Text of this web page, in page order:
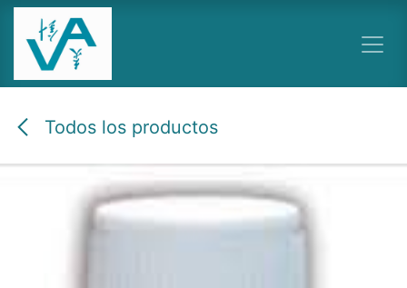
Ir al contenido
Todos los productos